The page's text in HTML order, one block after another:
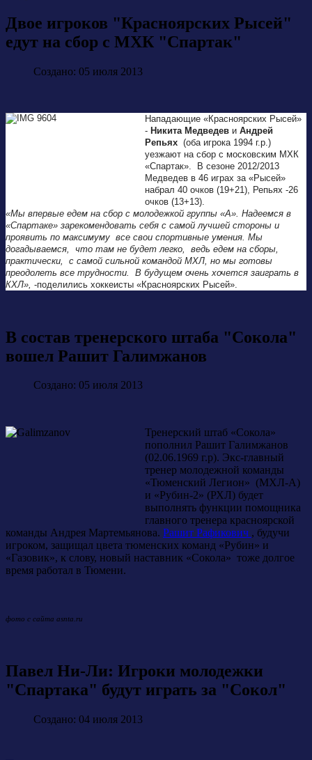
Двое игроков "Красноярских Рысей"
едут на сбор с МХК "Спартак"
Создано: 05 июля 2013
Нападающие «Красноярских Рысей»
- Никита Медведев и Андрей
Репьях (оба игрока 1994 г.р.)
уезжают на сбор с московским МХК
«Спартак». В сезоне 2012/2013
Медведев в 46 играх за «Рысей»
набрал 40 очков (19+21), Репьях -26
очков (13+13).
«Мы впервые едем на сбор с молодежкой группы «А». Надеемся в
«Спартаке» зарекомендовать себя с самой лучшей стороны и
проявить по максимуму все свои спортивные умения. Мы
догадываемся, что там не будет легко, ведь едем на сборы,
практически, с самой сильной командой МХЛ, но мы готовы
преодолеть все трудности. В будущем очень хочется заиграть в
КХЛ», -поделились хоккеисты «Красноярских Рысей».
В состав тренерского штаба "Сокола"
вошел Рашит Галимжанов
Создано: 05 июля 2013
Тренерский штаб «Сокола»
пополнил Рашит Галимжанов
(02.06.1969 г.р). Экс-главный
тренер молодежной команды
«Тюменский Легион» (МХЛ-А)
и «Рубин-2» (РХЛ) будет
выполнять функции помощника
главного тренера красноярской
команды Андрея Мартемьянова. Рашит Рафикович , будучи
игроком, защищал цвета тюменских команд «Рубин» и
«Газовик», к слову, новый наставник «Сокола» тоже долгое
время работал в Тюмени.
фото c сайта asnta.ru
Павел Ни-Ли: Игроки молодежки
"Спартака" будут играть за "Сокол"
Создано: 04 июля 2013